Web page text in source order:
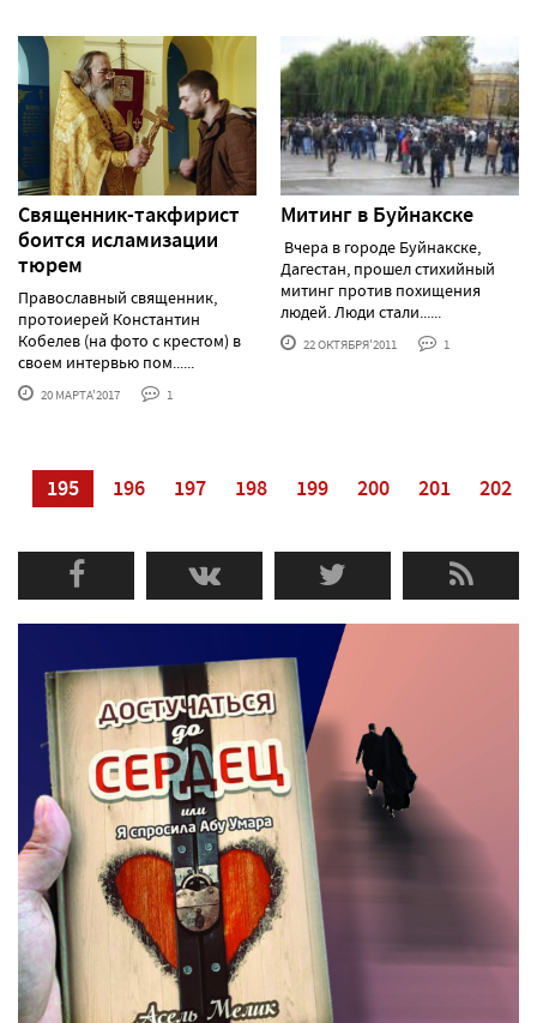
Священник-такфирист
боится исламизации
тюрем
Православный священник,
протоиерей Константин
Кобелев (на фото с крестом) в
своем интервью пом......
20 МАРТА'2017 1
Митинг в Буйнакске
Вчера в городе Буйнакске,
Дагестан, прошел стихийный
митинг против похищения
людей. Люди стали......
22 ОКТЯБРЯ'2011 1
195 196 197 198 199 200 201 202